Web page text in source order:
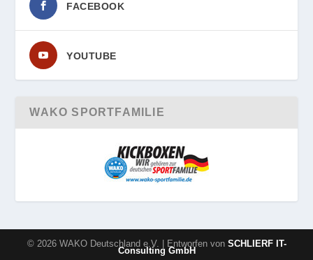
FACEBOOK
YOUTUBE
WAKO SPORTFAMILIE
© 2026 WAKO Deutschland e.V. | Entworfen von SCHLIERF IT-
Consulting GmbH